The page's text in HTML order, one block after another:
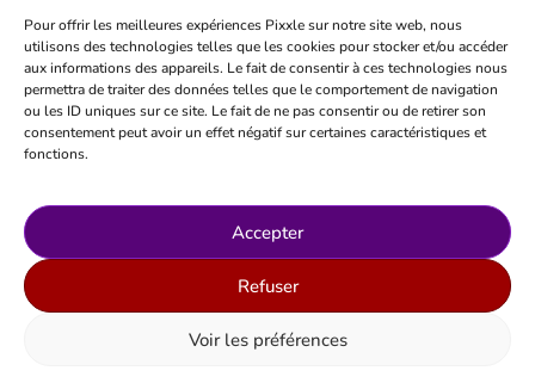
Pour offrir les meilleures expériences Pixxle sur notre site web, nous
utilisons des technologies telles que les cookies pour stocker et/ou accéder
aux informations des appareils. Le fait de consentir à ces technologies nous
permettra de traiter des données telles que le comportement de navigation
ou les ID uniques sur ce site. Le fait de ne pas consentir ou de retirer son
consentement peut avoir un effet négatif sur certaines caractéristiques et
fonctions.
Accepter
Refuser
Voir les préférences
31 Parc du Golf, CS 90519, 13593 Aix-en-
Provence Cedex 2
09 72 66 05 13
© 2026 Pixxle – Tous droits réservés